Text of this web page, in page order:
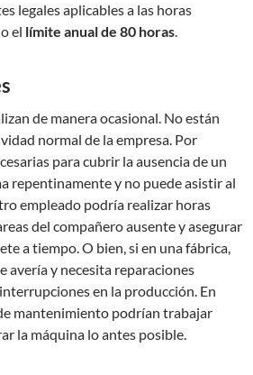
legales aplicables a las horas
el límite anual de 80 horas.
de manera ocasional. No están
normal de la empresa. Por
para cubrir la ausencia de un
repentinamente y no puede asistir al
empleado podría realizar horas
del compañero ausente y asegurar
a tiempo. O bien, si en una fábrica,
avería y necesita reparaciones
en la producción. En
mantenimiento podrían trabajar
la máquina lo antes posible.